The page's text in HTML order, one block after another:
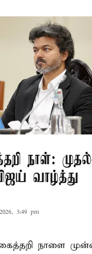
நாள்:
வாழ்த்து
3:49 pm
நாளை